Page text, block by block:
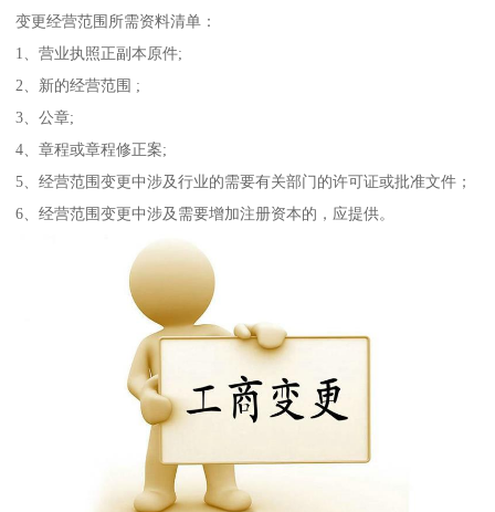
变更经营范围所需资料清单：
1、营业执照正副本原件;
2、新的经营范围 ;
3、公章;
4、章程或章程修正案;
5、经营范围变更中涉及行业的需要有关部门的许可证或批准文件；
6、经营范围变更中涉及需要增加注册资本的，应提供。